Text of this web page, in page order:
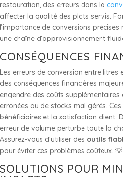
restauration, des erreurs dans la
affecter la qualité des plats servis.
l’importance de conversions
une chaîne d’approvisionnement
CONSÉQUENCES
Les erreurs de conversion entre litres
des conséquences financières
engendre des coûts
erronées ou de stocks mal gérés.
bénéficiaires et la satisfaction client.
erreur de volume perturbe toute la
Assurez-vous d’utiliser des outils
pour éviter ces problèmes coûteux. 💡.
SOLUTIONS POUR